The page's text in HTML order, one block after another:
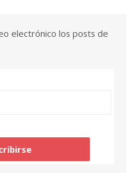
electrónico los posts de